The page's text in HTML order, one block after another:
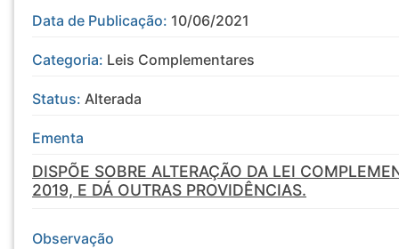
Data de Publicação: 10/06/2021
Categoria: Leis Complementares
Status: Alterada
Ementa
DISPÕE SOBRE ALTERAÇÃO DA LEI
2019, E DÁ OUTRAS PROVIDÊNCIAS.
Observação